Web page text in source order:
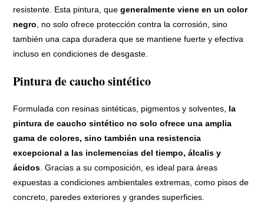
resistente. Esta pintura, quegeneralmente viene en un color
negro , no solo ofrece protección contra la corrosión, sino
también una capa duradera que se mantiene fuerte y efectiva
incluso en condiciones de desgaste.
Pintura de caucho sintético
Formulada con resinas sintéticas, pigmentos y solventes, la
pintura de caucho sintético no solo ofrece una amplia
gama de colores, sino también una resistencia
excepcional a las inclemencias del tiempo, álcalis y
ácidos . Gracias a su composición, es ideal para áreas
expuestas a condiciones ambientales extremas, como pisos de
concreto, paredes exteriores y grandes superficies.